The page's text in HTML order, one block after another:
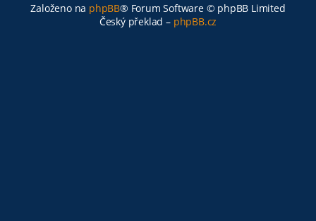
Založeno na phpBB® Forum Software © phpBB Limited
Český překlad – phpBB.cz